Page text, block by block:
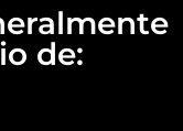
de: